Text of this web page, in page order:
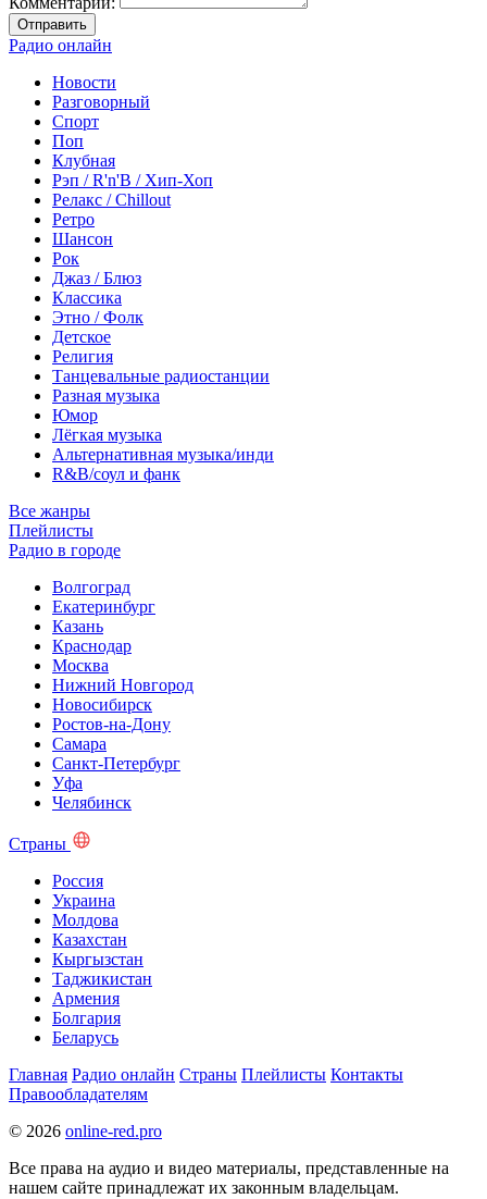
Отправить
Радио онлайн
Новости
Разговорный
Спорт
Поп
Клубная
Рэп / R'n'B / Хип-Хоп
Релакс / Chillout
Ретро
Шансон
Рок
Джаз / Блюз
Классика
Этно / Фолк
Детское
Религия
Танцевальные радиостанции
Разная музыка
Юмор
Лёгкая музыка
Альтернативная музыка/инди
R&B/cоул и фанк
Все жанры
Плейлисты
Радио в городе
Волгоград
Екатеринбург
Казань
Краснодар
Москва
Нижний Новгород
Новосибирск
Ростов-на-Дону
Самара
Санкт-Петербург
Уфа
Челябинск
Страны
Россия
Украина
Молдова
Казахстан
Кыргызстан
Таджикистан
Армения
Болгария
Беларусь
Главная Радио онлайн Страны Плейлисты Контакты
Правообладателям
© 2026 online-red.pro
Все права на аудио и видео материалы, представленные на
нашем сайте принадлежат их законным владельцам.